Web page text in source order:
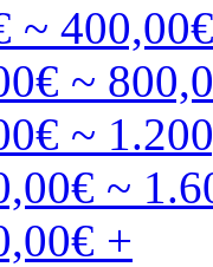
~ 400,00€
~
~
~
+